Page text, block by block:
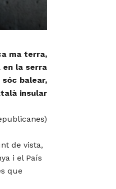
ma terra,
en la serra
sóc balear,
insular
de vista,
i el País
que